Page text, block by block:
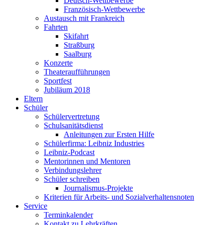
Französisch-Wettbewerbe
Austausch mit Frankreich
Fahrten
Skifahrt
Straßburg
Saalburg
Konzerte
Theateraufführungen
Sportfest
Jubiläum 2018
Eltern
Schüler
Schülervertretung
Schulsanitätsdienst
Anleitungen zur Ersten Hilfe
Schülerfirma: Leibniz Industries
Leibniz-Podcast
Mentorinnen und Mentoren
Verbindungslehrer
Schüler schreiben
Journalismus-Projekte
Kriterien für Arbeits- und Sozialverhaltensnoten
Service
Terminkalender